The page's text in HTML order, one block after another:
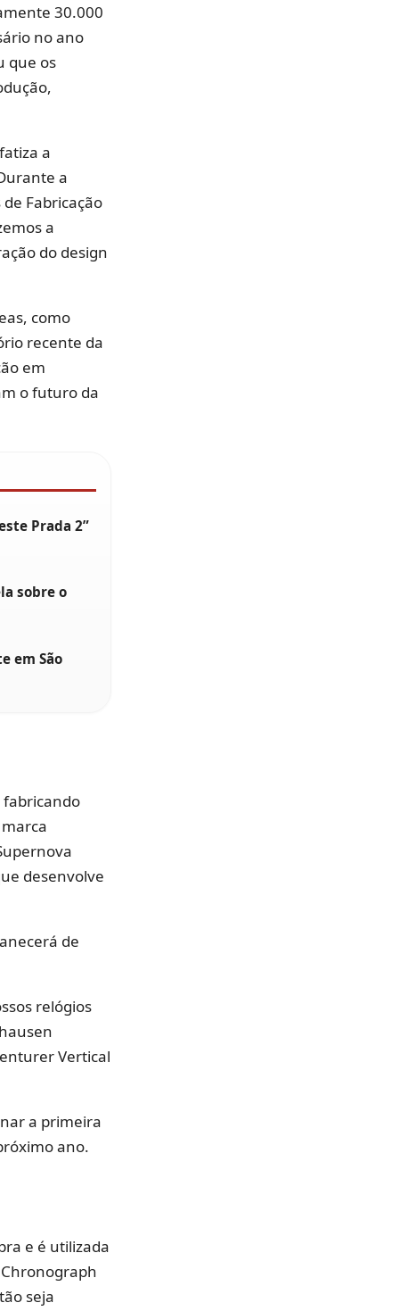
30.000
no ano
que os
a
a
Fabricação
a
do design
como
recente da
em
o futuro da
Prada 2”
sobre o
em São
fabricando
desenvolve
de
relógios
Vertical
a primeira
ano.
e é utilizada
seja